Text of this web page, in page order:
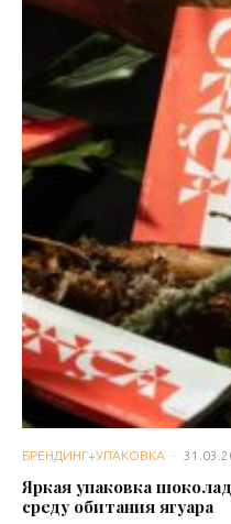
БРЕНДИНГ+УПАКОВКА ·
Яркая упаковка
среду обитания ягуара